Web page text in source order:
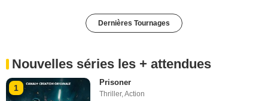
Dernières Tournages
Nouvelles séries les + attendues
1
Prisoner
Thriller,Action